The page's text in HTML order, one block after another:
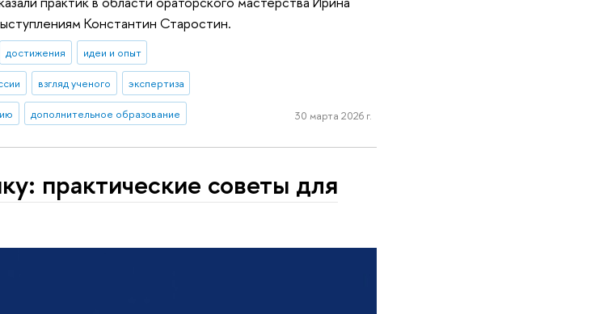
Константин Старостин.
достижения идеи и опыт
взгляд ученого экспертиза
дополнительное образование 30 марта 2026 г.
практические советы для